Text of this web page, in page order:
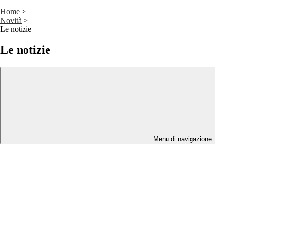
Home >
Novità >
Le notizie
Le notizie
Menu di navigazione